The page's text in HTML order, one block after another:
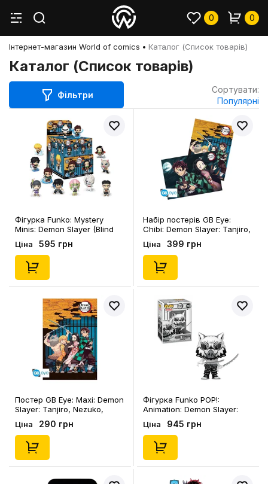
0 0
Інтернет-магазин World of comics Каталог (Список товарів)
Каталог (Список товарів)
Фільтри
Сортувати:
Популярні
Фігурка Funko: Mystery
Minis: Demon Slayer (Blind
Box: 1 з 12), (62094)
Ціна 595 грн
Набір постерів GB Eye:
Chibi: Demon Slayer: Tanjiro,
Nezuko, Inosuke and
Zenitsu, (62790)
Ціна 399 грн
Постер GB Eye: Maxi: Demon
Slayer: Tanjiro, Nezuko,
Zenitsu and Inosuke, (74571)
Ціна 290 грн
Фігурка Funko POP!:
Animation: Demon Slayer:
Inosuke Hashibria (Sumi
Deco), (90604)
Ціна 945 грн